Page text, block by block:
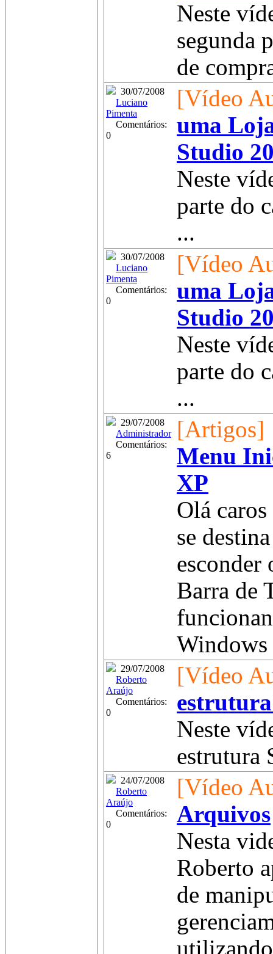
Neste
segunda
de
30/07/2008
Luciano
Pimenta
Comentários:
0
[Vídeo
uma
Studio
Neste
parte do
...
30/07/2008
Luciano
Pimenta
Comentários:
0
[Vídeo
uma
Studio
Neste
parte do
...
29/07/2008
Administrador
Comentários:
6
[Artigos]
Menu
XP
Olá
se
esconder
Barra de
Windows
29/07/2008
Roberto
Araújo
Comentários:
0
[Vídeo
Neste
estrutura
24/07/2008
Roberto
Araújo
Comentários:
0
[Vídeo
Arquivos
Nesta
Roberto
de